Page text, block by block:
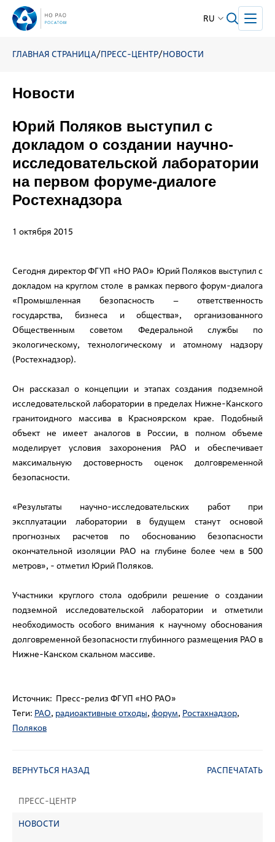
RU
ГЛАВНАЯ СТРАНИЦА/ПРЕСС-ЦЕНТР/НОВОСТИ
ПРЕСС-ЦЕНТР
НОВОСТИ
Новости
Юрий Поляков выступил с
докладом о создании научно-
исследовательской лаборатории
на первом форуме-диалоге
Ростехнадзора
1 октября 2015
Сегодня директор ФГУП «НО РАО» Юрий Поляков выступил с
докладом на круглом столе в рамках первого форум-диалога
«Промышленная безопасность – ответственность
государства, бизнеса и общества», организованного
Общественным советом Федеральной службы по
экологическому, технологическому и атомному надзору
(Ростехнадзор).
Он рассказал о концепции и этапах создания подземной
исследовательской лаборатории в пределах Нижне-Канского
гранитоидного массива в Красноярском крае. Подобный
объект не имеет аналогов в России, в полном объеме
моделирует условия захоронения РАО и обеспечивает
максимальную достоверность оценок долговременной
безопасности.
«Результаты научно-исследовательских работ при
эксплуатации лаборатории в будущем станут основой
прогнозных расчетов по обоснованию безопасности
окончательной изоляции РАО на глубине более чем в 500
метров», - отметил Юрий Поляков.
Участники круглого стола одобрили решение о создании
подземной исследовательской лаборатории и отметили
необходимость особого внимания к научному обоснования
долговременной безопасности глубинного размещения РАО в
Нижне-Канском скальном массиве.
Источник: Пресс-релиз ФГУП «НО РАО»
Теги: РАО, радиоактивные отходы, форум, Ростахнадзор,
Поляков
ВЕРНУТЬСЯ НАЗАД РАСПЕЧАТАТЬ